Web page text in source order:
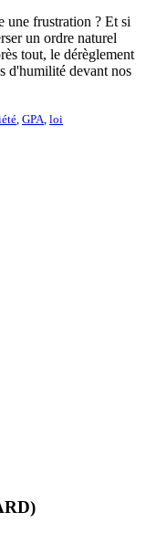
une frustration ? Et si
un ordre naturel
tout, le dérèglement
d'humilité devant nos
, GPA, loi